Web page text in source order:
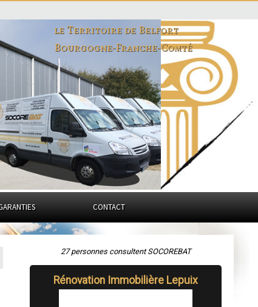
le Territoire de Belfort
Bourgogne-Franche-Comté
CONTACT
27 personnes consultent SOCOREBAT
Rénovation Immobilière Lepuix